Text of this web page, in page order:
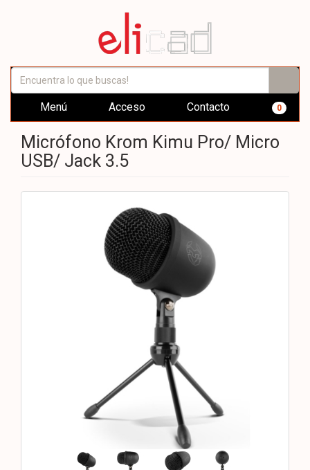
Menú Acceso Contacto 0
Micrófono Krom Kimu Pro/ Micro
USB/ Jack 3.5